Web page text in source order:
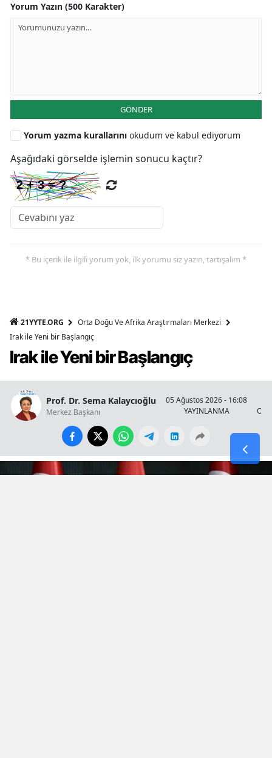
Yorum Yazın (500 Karakter)
GÖNDER
Yorum yazma kurallarını okudum ve kabul ediyorum
Aşağıdaki görselde işlemin sonucu kaçtır?
* Bu içerik ile ilgili yorum yok, ilk yorumu siz yazın, tartışalım *
21YYTE.ORG
Orta Doğu Ve Afrika Araştırmaları Merkezi
Irak ile Yeni bir Başlangıç
Irak ile Yeni bir Başlangıç
Prof. Dr. Sema Kalaycıoğlu
Merkez Başkanı
05 Ağustos 2026 - 16:08
YAYINLANMA